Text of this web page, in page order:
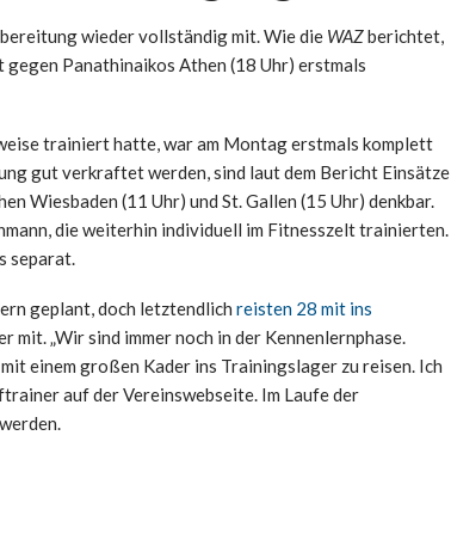
wieder vollständig mit. Wie die WAZberichtet,
Panathinaikos Athen (18 Uhr) erstmals
trainiert hatte, war am Montag erstmals komplett
gut verkraftet werden, sind laut dem Bericht Einsätze
Wiesbaden (11 Uhr) und St. Gallen (15 Uhr) denkbar.
die weiterhin individuell im Fitnesszelt trainierten.
separat.
geplant, doch letztendlich reisten 28 mit ins
mit. „Wir sind immer noch in der Kennenlernphase.
einem großen Kader ins Trainingslager zu reisen. Ich
auf der Vereinswebseite. Im Laufe der